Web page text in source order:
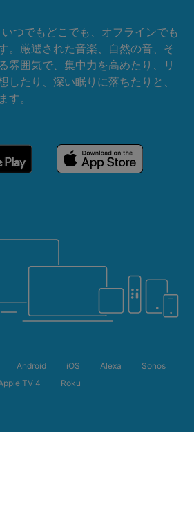
つでもどこでも、オフラインでも
。厳選された音楽、自然の音、そ
雰囲気で、集中力を高めたり、リ
したり、深い眠りに落ちたりと、
す。
Android iOS Alexa
Sonos
TV 4
Roku